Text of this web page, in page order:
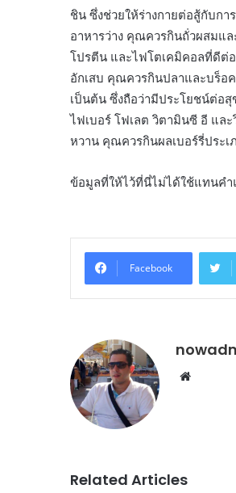
ชิน ซึ่งช่วยให้ร่างกายต่อสู้กับกา
อาหารว่าง คุณควรกินถั่วผสมแ
โปรตีน และไฟโตเคมิคอลที่ดีต่
อักเสบ คุณควรกินปลาและบร็อ
เป็นต้น ซึ่งถือว่ามีประโยชน์ต่อ
ไฟเบอร์ โฟเลต วิตามินซี อี แล
หวาน คุณควรกินผลเบอร์รี่ประ
ข้อมูลที่ให้ไว้ที่นี่ไม่ได้ใช้แทนคำ
Facebook
Website
Related Articles